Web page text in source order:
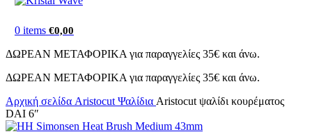
0 items €0,00
ΔΩΡΕΑΝ ΜΕΤΑΦΟΡΙΚΑ για παραγγελίες 35€ και άνω.
ΔΩΡΕΑΝ ΜΕΤΑΦΟΡΙΚΑ για παραγγελίες 35€ και άνω.
Αρχική σελίδα Aristocut Ψαλίδια Aristocut ψαλίδι κουρέματος
DAI 6″